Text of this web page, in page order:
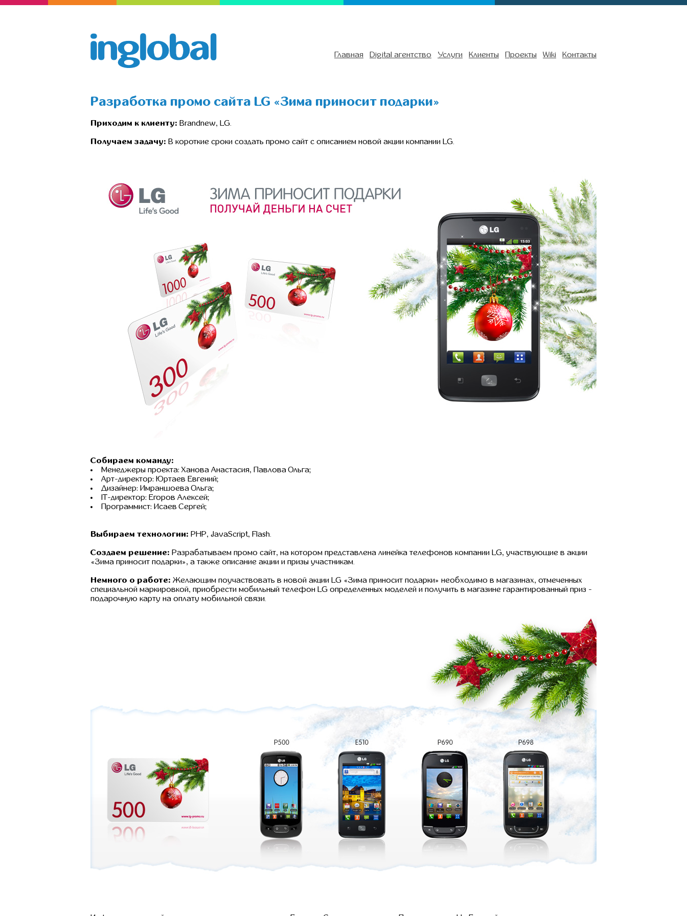
Главная Digital агентство Услуги Клиенты Проекты Wiki Контакты
Разработка промо сайта LG «Зима приносит подарки»
Приходим к клиенту: Brandnew, LG.
Получаем задачу: В короткие сроки создать промо сайт с описанием новой акции компании LG.
Собираем команду:
Менеджеры проекта: Ханова Анастасия, Павлова Ольга;
Арт-директор: Юртаев Евгений;
Дизайнер: Имраншоева Ольга;
IT-директор: Егоров Алексей;
Программист: Исаев Сергей;
Выбираем технологии: PHP, JavaScript, Flash.
Создаем решение: Разрабатываем промо сайт, на котором представлена линейка телефонов компании LG, участвующие в акции
«Зима приносит подарки», а также описание акции и призы участникам.
Немного о работе: Желающим поучаствовать в новой акции LG «Зима приносит подарки» необходимо в магазинах, отмеченных
специальной маркировкой, приобрести мобильный телефон LG определенных моделей и получить в магазине гарантированный приз -
подарочную карту на оплату мобильной связи.